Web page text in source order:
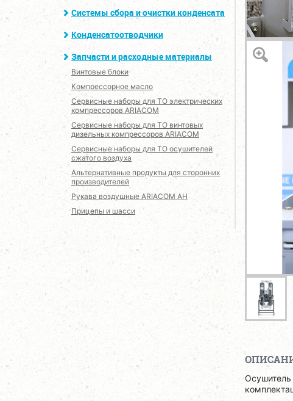
Системы сбора и очистки конденсата
Конденсатоотводчики
Запчасти и расходные материалы
Винтовые блоки
Компрессорное масло
Сервисные наборы для ТО электрических
компрессоров ARIACOM
Сервисные наборы для ТО винтовых
дизельных компрессоров ARIACOM
Сервисные наборы для ТО осушителей
сжатого воздуха
Альтернативные продукты для сторонних
производителей
Рукава воздушные ARIACOM AH
Прицепы и шасси
Осушитель